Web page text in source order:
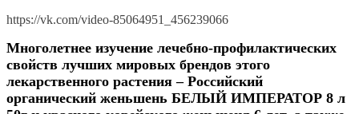
https://vk.com/video-85064951_456239066
Многолетнее изучение лечебно-профилактических
свойств лучших мировых брендов этого
лекарственного растения – Российский
органический женьшень БЕЛЫЙ ИМПЕРАТОР 8 л